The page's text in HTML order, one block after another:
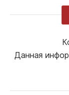
Данная